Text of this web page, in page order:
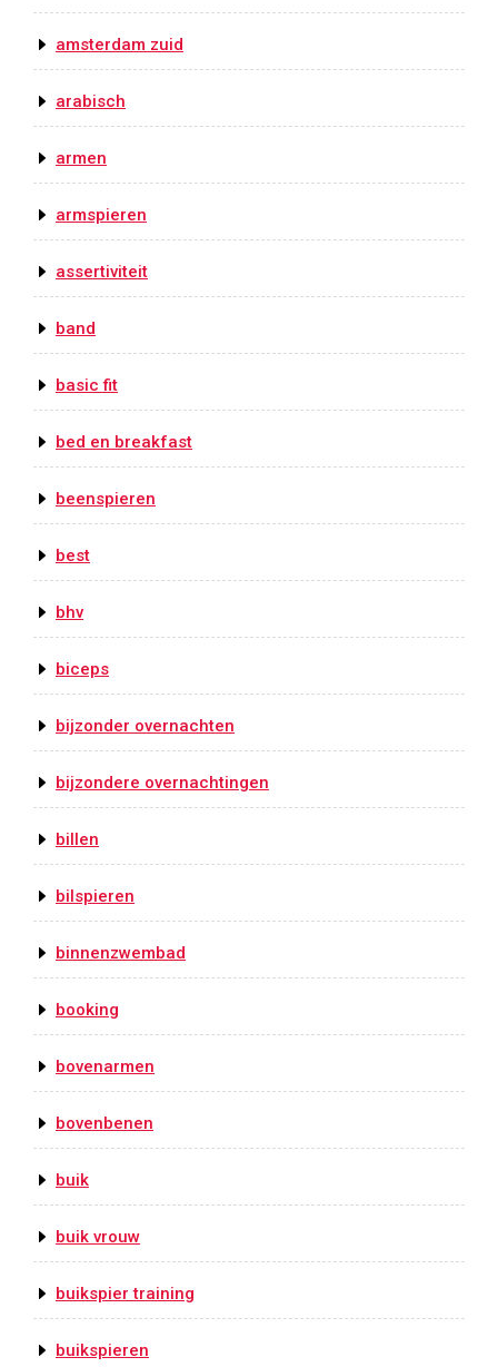
amsterdam zuid
arabisch
armen
armspieren
assertiviteit
band
basic fit
bed en breakfast
beenspieren
best
bhv
biceps
bijzonder overnachten
bijzondere overnachtingen
billen
bilspieren
binnenzwembad
booking
bovenarmen
bovenbenen
buik
buik vrouw
buikspier training
buikspieren